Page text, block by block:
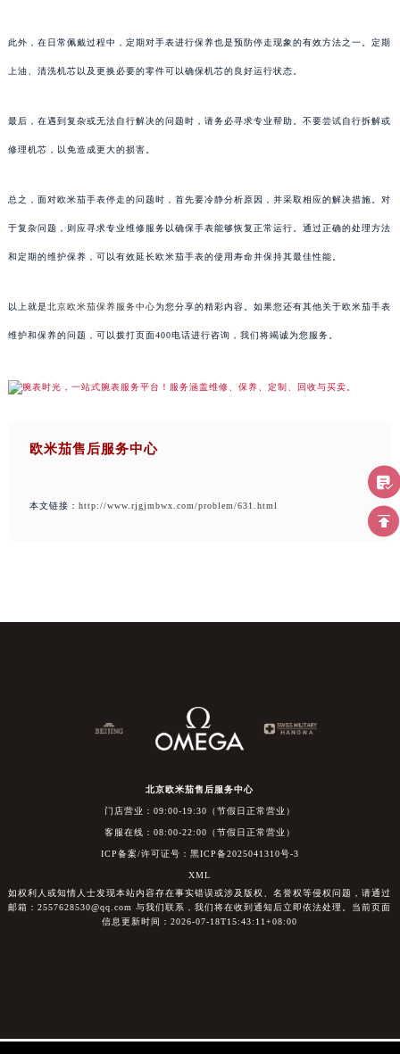
此外，在日常佩戴过程中，定期对手表进行保养也是预防停走现象的有效方法之一。定期
上油、清洗机芯以及更换必要的零件可以确保机芯的良好运行状态。
最后，在遇到复杂或无法自行解决的问题时，请务必寻求专业帮助。不要尝试自行拆解或
修理机芯，以免造成更大的损害。
总之，面对欧米茄手表停走的问题时，首先要冷静分析原因，并采取相应的解决措施。对
于复杂问题，则应寻求专业维修服务以确保手表能够恢复正常运行。通过正确的处理方法
和定期的维护保养，可以有效延长欧米茄手表的使用寿命并保持其最佳性能。
以上就是北京欧米茄保养服务中心为您分享的精彩内容。如果您还有其他关于欧米茄手表
维护和保养的问题，可以拨打页面400电话进行咨询，我们将竭诚为您服务。
欧米茄售后服务中心
本文链接： http://www.rjgjmbwx.com/problem/631.html
北京欧米茄售后服务中心
门店营业：09:00-19:30（节假日正常营业）
客服在线：08:00-22:00（节假日正常营业）
ICP备案/许可证号：黑ICP备2025041310号-3
XML
如权利人或知情人士发现本站内容存在事实错误或涉及版权、名誉权等侵权问题，请通过
邮箱：2557628530@qq.com 与我们联系，我们将在收到通知后立即依法处理。当前页面
信息更新时间：2026-07-18T15:43:11+08:00